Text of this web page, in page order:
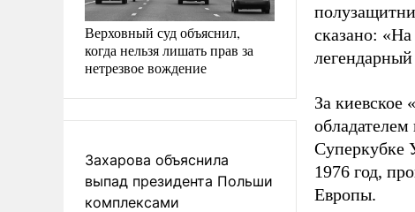
Верховный суд объяснил,
когда нельзя лишать прав за
нетрезвое вождение
Захарова объяснила
выпад президента Польши
комплексами
сказано:
За
Суперкубке
1976 год,
Европы.